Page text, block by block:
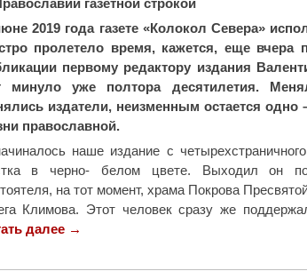
й
Ц
е
р
к
в
и
с
ь
п
е
р
о
в
2
9
газетной строкой
2019 года газете «Колокол Севера»
пролетело время, кажется, еще вчера
первому редактору издания
минуло уже полтора десятилетия.
издатели, неизменным остается одно
православной.
наше издание с
в черно- белом цвете. Выходил он по
на тот момент, храма Покрова
Климова. Этот человек сразу же
далее "
К
→